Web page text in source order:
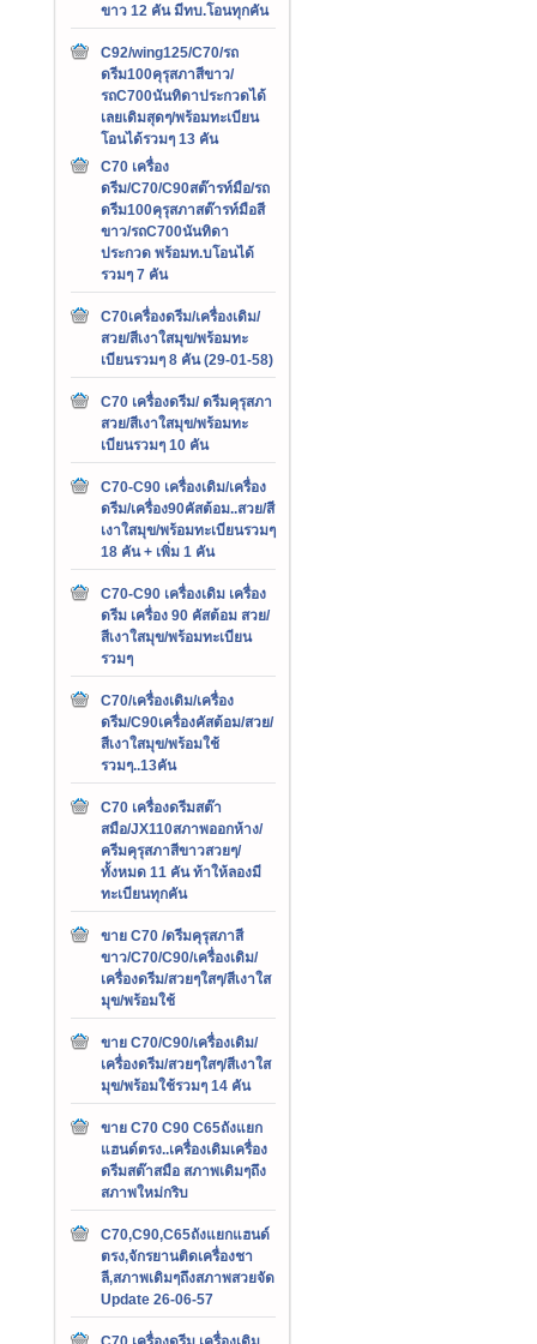
ขาว 12 คัน มีทบ.โอนทุกคัน
C92/wing125/C70/รถ
ดรีม100คุรุสภาสีขาว/
รถC700นันทิดาประกวดได้
เลยเดิมสุดๆ/พร้อมทะเบียน
โอนได้รวมๆ 13 คัน
C70 เครื่อง
ดรีม/C70/C90สต๊ารท์มือ/รถ
ดรีม100คุรุสภาสต๊ารท์มือสี
ขาว/รถC700นันทิดา
ประกวด พร้อมท.บโอนได้
รวมๆ 7 คัน
C70เครื่องดรีม/เครื่องเดิม/
สวย/สีเงาใสมุข/พร้อมทะ
เบียนรวมๆ 8 คัน (29-01-58)
C70 เครื่องดรีม/ ดรีมคุรุสภา
สวย/สีเงาใสมุข/พร้อมทะ
เบียนรวมๆ 10 คัน
C70-C90 เครื่องเดิม/เครื่อง
ดรีม/เครื่อง90คัสต้อม..สวย/สี
เงาใสมุข/พร้อมทะเบียนรวมๆ
18 คัน + เพิ่ม 1 คัน
C70-C90 เครื่องเดิม เครื่อง
ดรีม เครื่อง 90 คัสต้อม สวย/
สีเงาใสมุข/พร้อมทะเบียน
รวมๆ
C70/เครื่องเดิม/เครื่อง
ดรีม/C90เครื่องคัสต้อม/สวย/
สีเงาใสมุข/พร้อมใช้
รวมๆ..13คัน
C70 เครื่องดรีมสต๊า
สมือ/JX110สภาพออกห้าง/
ครีมคุรุสภาสีขาวสวยๆ/
ทั้งหมด 11 คัน ท้าให้ลองมี
ทะเบียนทุกคัน
ขาย C70 /ดรีมคุรุสภาสี
ขาว/C70/C90/เครื่องเดิม/
เครื่องดรีม/สวยๆใสๆ/สีเงาใส
มุข/พร้อมใช้
ขาย C70/C90/เครื่องเดิม/
เครื่องดรีม/สวยๆใสๆ/สีเงาใส
มุข/พร้อมใช้รวมๆ 14 คัน
ขาย C70 C90 C65ถังแยก
แฮนด์ตรง..เครื่องเดิมเครื่อง
ดรีมสต๊าสมือ สภาพเดิมๆถึง
สภาพใหม่กริบ
C70,C90,C65ถังแยกแฮนด์
ตรง,จักรยานติดเครื่องชา
ลี,สภาพเดิมๆถึงสภาพสวยจัด
Update 26-06-57